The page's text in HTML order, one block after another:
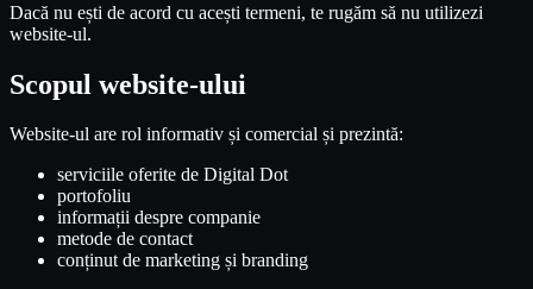
Dacă nu ești de acord cu acești termeni, te rugăm să nu utilizezi
website-ul.
Scopul website-ului
Website-ul are rol informativ și comercial și prezintă:
serviciile oferite de Digital Dot
portofoliu
informații despre companie
metode de contact
conținut de marketing și branding